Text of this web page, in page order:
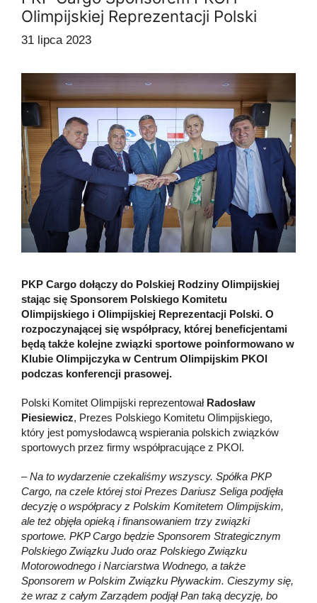
Olimpijskiej Reprezentacji Polski
31 lipca 2023
PKP Cargo dołączy do Polskiej Rodziny Olimpijskiej
stając się Sponsorem Polskiego Komitetu
Olimpijskiego i Olimpijskiej Reprezentacji Polski. O
rozpoczynającej się współpracy, której beneficjentami
będą także kolejne związki sportowe poinformowano w
Klubie Olimpijczyka w Centrum Olimpijskim PKOl
podczas konferencji prasowej.
Polski Komitet Olimpijski reprezentował Radosław
Piesiewicz, Prezes Polskiego Komitetu Olimpijskiego,
który jest pomysłodawcą wspierania polskich związków
sportowych przez firmy współpracujące z PKOl.
– Na to wydarzenie czekaliśmy wszyscy. Spółka PKP
Cargo, na czele której stoi Prezes Dariusz Seliga podjęła
decyzję o współpracy z Polskim Komitetem Olimpijskim,
ale też objęła opieką i finansowaniem trzy związki
sportowe. PKP Cargo będzie Sponsorem Strategicznym
Polskiego Związku Judo oraz Polskiego Związku
Motorowodnego i Narciarstwa Wodnego, a także
Sponsorem w Polskim Związku Pływackim. Cieszymy się,
że wraz z całym Zarządem podjął Pan taką decyzję, bo